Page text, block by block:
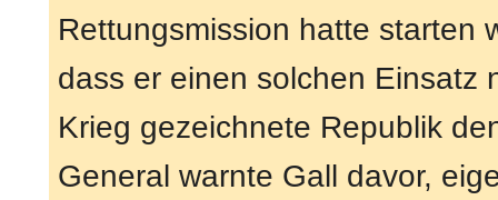
Rettungsmission hatte starten
dass er einen solchen Einsatz
Krieg gezeichnete Republik
General warnte Gall davor,